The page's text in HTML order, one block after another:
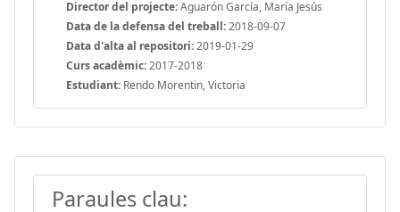
Director del projecte:Aguarón García, María Jesús
Data de la defensa del treball:2018-09-07
Data d'alta al repositori:2019-01-29
Curs acadèmic:2017-2018
Estudiant: Rendo Morentin, Victoria
Paraules clau: